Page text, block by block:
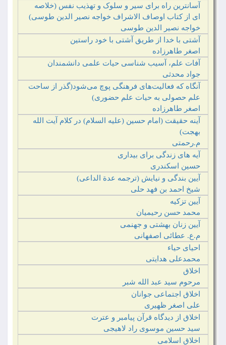
آسانترین راه برای سیر و سلوک و تهذیب نفس (خلاصه
ای از کتاب اوصاف الاشراف خواجه نصیر الدین طوسی)
خواجه نصیر الدین طوسی‏
آشتی با خدا از طریق آشتی با خود راستین
اصغر طاهرزاده
آفات علم، آسیب شناسی حیات علمی دانشمندان
جواد محدثی‏
آنگاه که فعالیت‌های فرهنگی پوچ می‌شود(گذر از ساحت
علم حصولی به حیات علم حضوری)
اصغر طاهرزاده
آینه حقیقت (امام حسین (علیه السلام) در کلام آیت الله
بهجت)
م.رحمتی‏
آیه های زندگی برای بیداری
حسین اسکندری‏
آیین بندگی و نیایش (ترجمه عدة الداعی)
شیخ احمد بن فهد حلی
آیین تزکیه
محمد حسن رحیمیان
آیین زنان بهشتی و جهنمی
م.ع. عطائی اصفهانی
احیای حیاء
محمدعلی هدایتی
اخلاق
مرحوم سید عبد الله شبر
اخلاق اجتماعی جوانان
علی اصغر ظهیری‏
اخلاق از دیدگاه قرآن پیامبر و عترت
سید حسین موسوی راد لاهیجی‏
اخلاق اسلامی